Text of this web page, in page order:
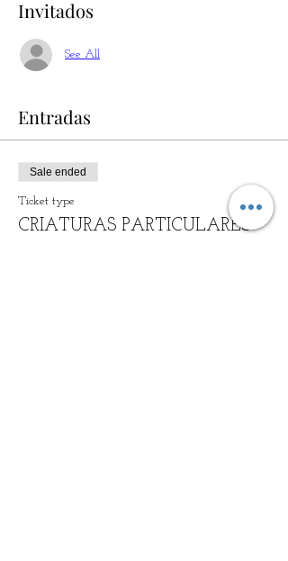
Invitados
See All
Entradas
Sale ended
Ticket type
CRIATURAS PARTICULARES